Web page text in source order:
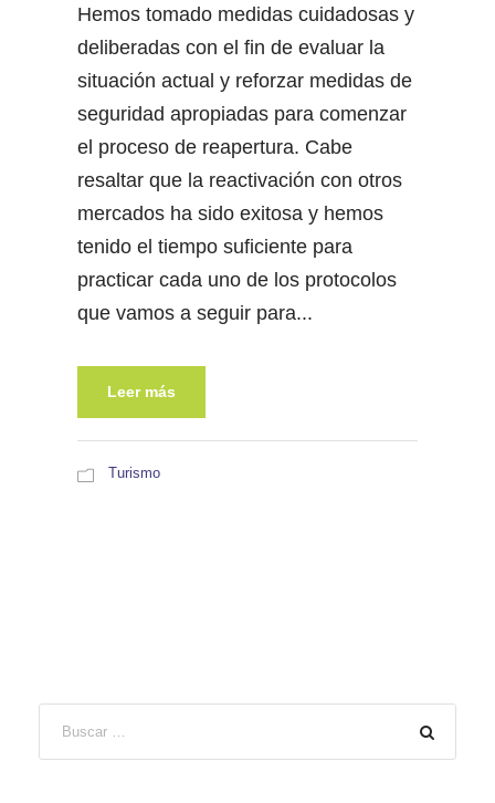
Hemos tomado medidas cuidadosas y
deliberadas con el fin de evaluar la
situación actual y reforzar medidas de
seguridad apropiadas para comenzar
el proceso de reapertura. Cabe
resaltar que la reactivación con otros
mercados ha sido exitosa y hemos
tenido el tiempo suficiente para
practicar cada uno de los protocolos
que vamos a seguir para...
Leer más
Turismo